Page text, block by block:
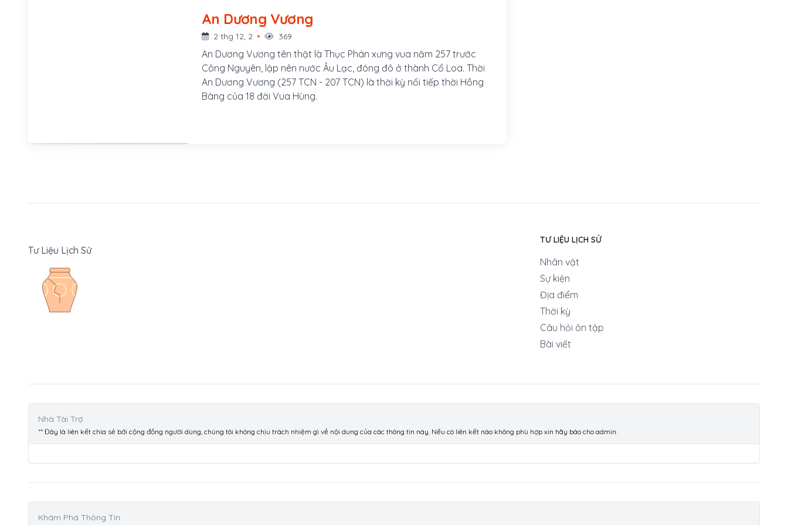
An Dương Vương
2 thg 12, 2 369
An Dương Vương tên thật là Thục Phán xưng vua năm 257 trước
Công Nguyên, lập nên nước Âu Lạc, đóng đô ở thành Cổ Loa. Thời
An Dương Vương (257 TCN - 207 TCN) là thời kỳ nối tiếp thời Hồng
Bàng của 18 đời Vua Hùng.
Tư Liệu Lịch Sử
TƯ LIỆU LỊCH SỬ
Nhân vật
Sự kiện
Địa điểm
Thời kỳ
Câu hỏi ôn tập
Bài viết
Nhà Tài Trợ
** Đây là liên kết chia sẻ bới cộng đồng người dùng, chúng tôi không chịu trách nhiệm gì về nội dung của các thông tin này. Nếu có liên kết nào không phù hợp xin hãy báo cho admin.
Khám Phá Thông Tin